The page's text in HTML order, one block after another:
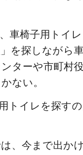
車椅子用トイ
を探しながら
ターや市町村
ない。
トイレを探す
、今まで出か